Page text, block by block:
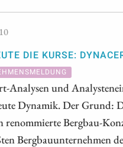
DIE KURSE:
und
Dynamik. Der Grund:
Bergbau-